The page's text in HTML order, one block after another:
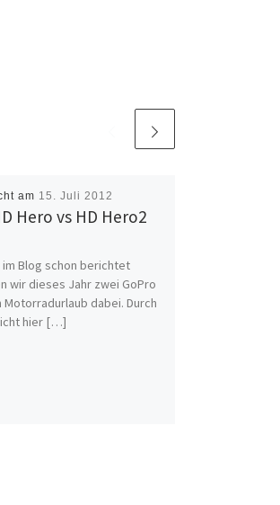
am 15. Juli 2012
Hero vs HD Hero2
im Blog schon berichtet
wir dieses Jahr zwei GoPro
Motorradurlaub dabei. Durch
hier […]